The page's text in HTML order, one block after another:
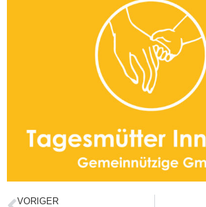
VORIGER